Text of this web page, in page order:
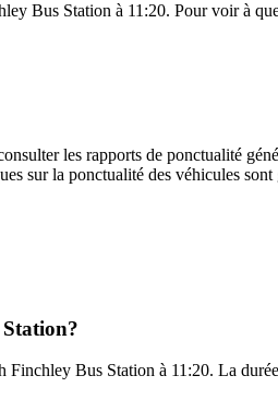
Bus Station à 11:20. Pour voir à
les rapports de ponctualité
la ponctualité des véhicules sont
Bus Station à 11:20. La